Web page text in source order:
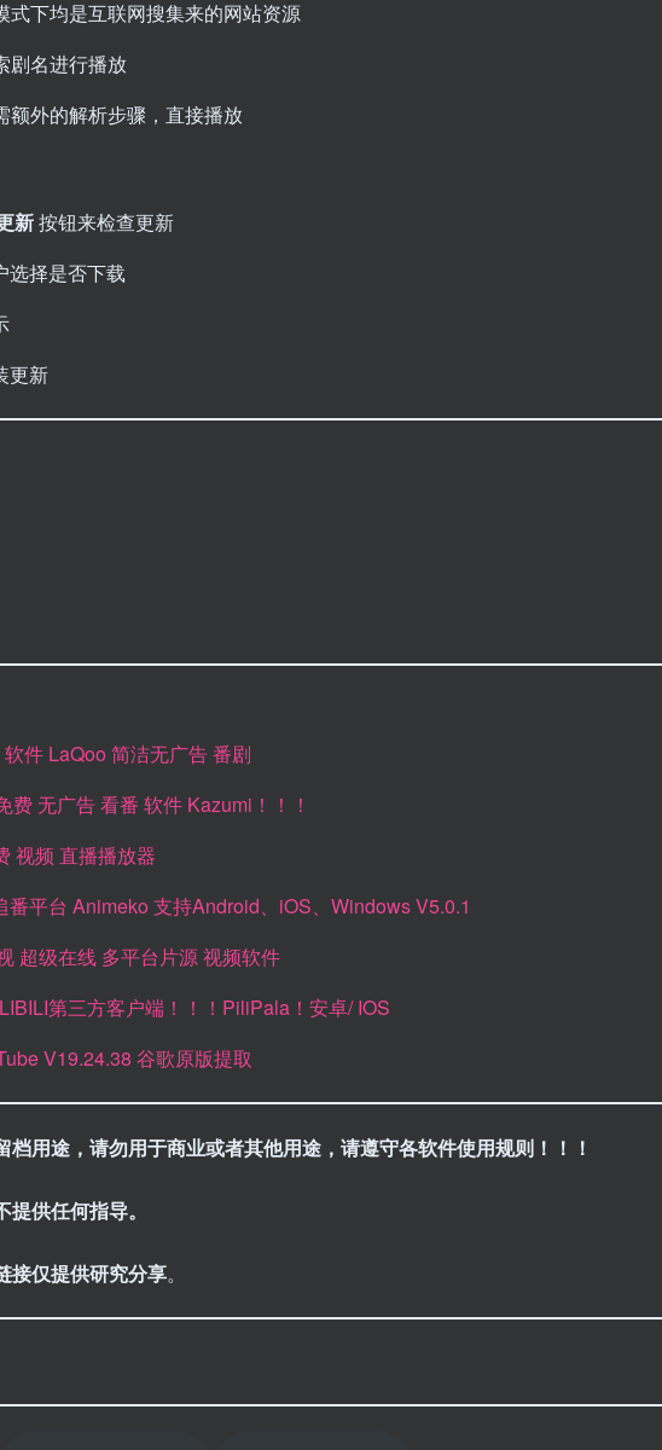
式下均是互联网搜集来的网站资源
剧名进行播放
额外的解析步骤，直接播放
新按钮来检查更新
选择是否下载
更新
软件 LaQoo 简洁无广告 番剧
无广告 看番 软件 Kazumi！！！
视频 直播播放器
番平台 Animeko 支持Android、iOS、Windows V5.0.1
超级在线 多平台片源 视频软件
第三方客户端！！！PiliPala！安卓/ IOS
V19.24.38 谷歌原版提取
用途，请勿用于商业或者其他用途，请遵守各软件使用规则！！！
供任何指导。
接仅提供研究分享。